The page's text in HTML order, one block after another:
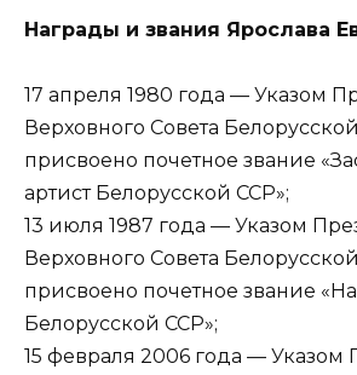
Награды и звания Ярослава
17 апреля 1980 года — Указом
Верховного Совета
присвоено почетное звание
артист Белорусской ССР»;
13 июля 1987 года — Указом
Верховного Совета
присвоено почетное звание
Белорусской ССР»;
15 февраля 2006 года — Указом